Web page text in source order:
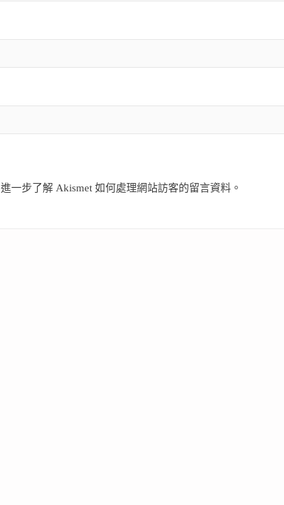
進一步了解 Akismet 如何處理網站訪客的留言資料 。